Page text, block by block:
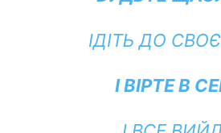
ІДІТЬ ДО
І ВІРТЕ В